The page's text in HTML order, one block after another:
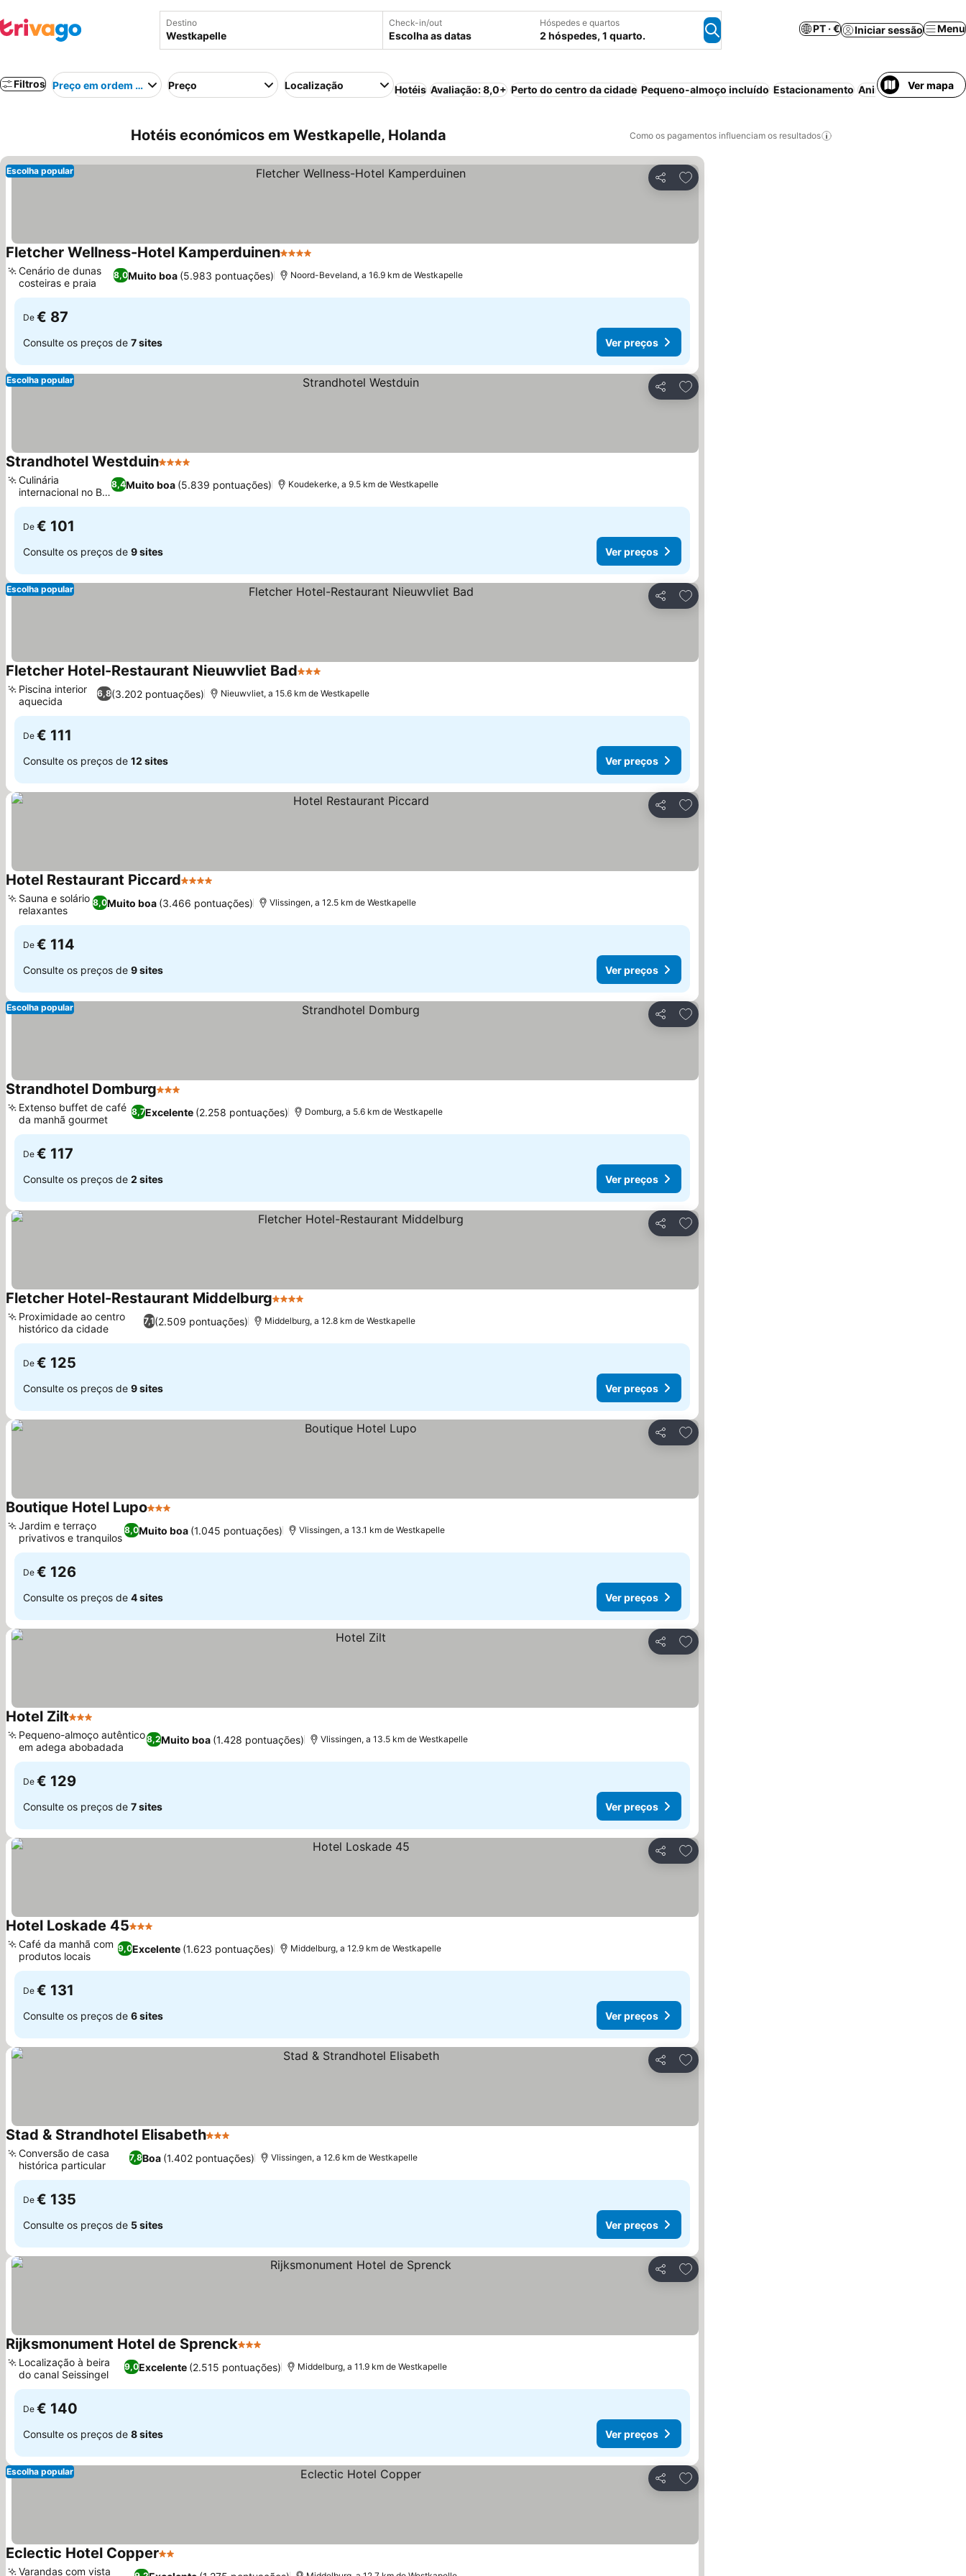
Destino Check-in/out
Escolha as datas
Hóspedes e quartos
2 hóspedes, 1 quarto.
PT · € Iniciar sessão Menu
Filtros Preço em ordem crescentePreço Localização Hotéis Avaliação: 8,0+ Perto do centro da cidade Pequeno-almoço incluído Estacionamento Animais permitidos
Ver mapa
Hotéis económicos em Westkapelle, Holanda Como os pagamentos influenciam os resultados
Partilhar
Adicionar aos favoritos
Escolha popular
Fletcher Wellness-Hotel Kamperduinen4 Estrelas
8,0Muito boa (5.983 pontuações)
Cenário de dunas
costeiras e praia
Noord-Beveland, a 16.9 km de Westkapelle
De € 87
Consulte os preços de 7 sites Ver preços
Partilhar
Adicionar aos favoritos
Escolha popular
Strandhotel Westduin4 Estrelas
8,4Muito boa (5.839 pontuações)
Culinária
internacional no Bij
Jules
Koudekerke, a 9.5 km de Westkapelle
De € 101
Consulte os preços de 9 sites Ver preços
Partilhar
Adicionar aos favoritos
Escolha popular
Fletcher Hotel-Restaurant Nieuwvliet Bad3 Estrelas
6,8(3.202 pontuações)
Piscina interior
aquecida
Nieuwvliet, a 15.6 km de Westkapelle
De € 111
Consulte os preços de 12 sites Ver preços
Partilhar
Adicionar aos favoritos
Hotel Restaurant Piccard4 Estrelas
8,0Muito boa (3.466 pontuações)
Sauna e solário
relaxantes
Vlissingen, a 12.5 km de Westkapelle
De € 114
Consulte os preços de 9 sites Ver preços
Partilhar
Adicionar aos favoritos
Escolha popular
Strandhotel Domburg3 Estrelas
8,7Excelente (2.258 pontuações)
Extenso buffet de café
da manhã gourmet
Domburg, a 5.6 km de Westkapelle
De € 117
Consulte os preços de 2 sites Ver preços
Partilhar
Adicionar aos favoritos
Fletcher Hotel-Restaurant Middelburg4 Estrelas
7,1(2.509 pontuações)
Proximidade ao centro
histórico da cidade
Middelburg, a 12.8 km de Westkapelle
De € 125
Consulte os preços de 9 sites Ver preços
Partilhar
Adicionar aos favoritos
Boutique Hotel Lupo3 Estrelas
8,0Muito boa (1.045 pontuações)
Jardim e terraço
privativos e tranquilos
Vlissingen, a 13.1 km de Westkapelle
De € 126
Consulte os preços de 4 sites Ver preços
Partilhar
Adicionar aos favoritos
Hotel Zilt3 Estrelas
8,2Muito boa (1.428 pontuações)
Pequeno-almoço autêntico
em adega abobadada
Vlissingen, a 13.5 km de Westkapelle
De € 129
Consulte os preços de 7 sites Ver preços
Partilhar
Adicionar aos favoritos
Hotel Loskade 453 Estrelas
9,0Excelente (1.623 pontuações)
Café da manhã com
produtos locais
Middelburg, a 12.9 km de Westkapelle
De € 131
Consulte os preços de 6 sites Ver preços
Partilhar
Adicionar aos favoritos
Stad & Strandhotel Elisabeth3 Estrelas
7,8Boa (1.402 pontuações)
Conversão de casa
histórica particular
Vlissingen, a 12.6 km de Westkapelle
De € 135
Consulte os preços de 5 sites Ver preços
Partilhar
Adicionar aos favoritos
Rijksmonument Hotel de Sprenck3 Estrelas
9,0Excelente (2.515 pontuações)
Localização à beira
do canal Seissingel
Middelburg, a 11.9 km de Westkapelle
De € 140
Consulte os preços de 8 sites Ver preços
Partilhar
Adicionar aos favoritos
Escolha popular
Eclectic Hotel Copper2 Estrelas
Varandas com vista